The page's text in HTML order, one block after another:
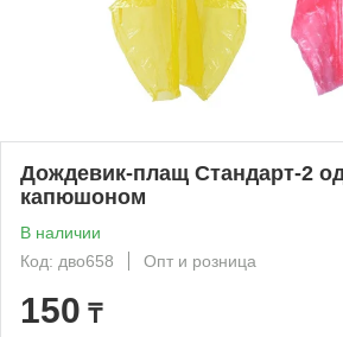
Дождевик-плащ Стандарт-2
капюшоном
В наличии
Код: дво658
Опт и розница
150 ₸